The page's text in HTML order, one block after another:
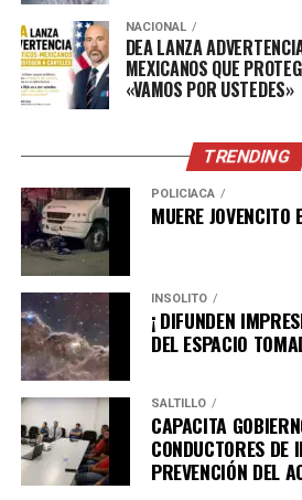
NACIONAL
DEA LANZA
MEXICANOS QUE
«VAMOS POR USTEDES»
TRENDING
POLICÍACA
MUERE JOVENCITO
INSÓLITO
¡ DIFUNDEN
DEL ESPACIO
SALTILLO
CAPACITA
CONDUCTORES DE
PREVENCIÓN DEL